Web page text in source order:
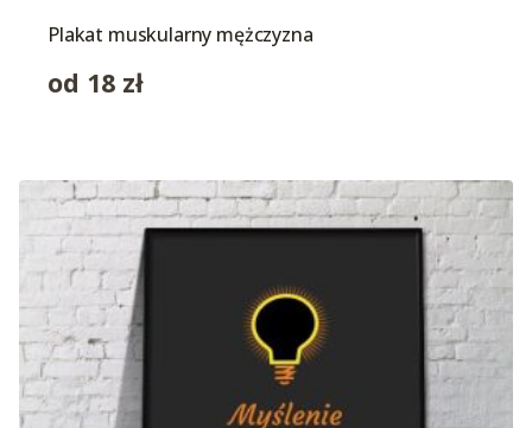
Plakat muskularny mężczyzna
od 18 zł